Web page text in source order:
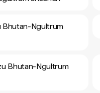
Bhutan-Ngultrum
Bhutan-Ngultrum